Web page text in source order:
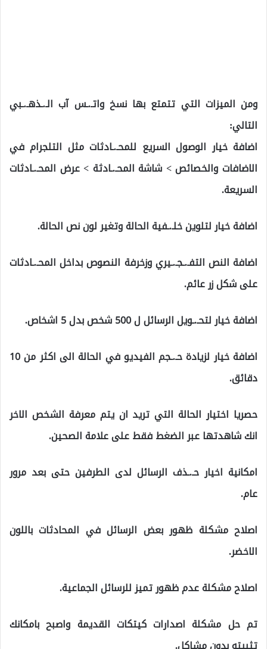
ومن الميزات التي تتمتع بها نسخ واتـ.ـس آب الـ.ـذهـ.ـبي
التالي:
اضافة خيار الوصول السريع للمحـ.ـادثات مثل التلجرام في
الاضافات والخصائص > شاشة المحـ.ـادثة > عرض المحـ.ـادثات
السريعة.
اضافة خيار لتلوين خلـ.ـفية الحالة وتغير لون نص الحالة.
اضافة النص التفـ.ـجـ.ـيري وزخرفة النصوص بداخل المحـ.ـادثات
على شكل زر عائم.
اضافة خيار لتحـ.ـويل الرسائل ل 500 شخص بدل 5 اشخاص.
اضافة خيار لزيادة حـ.ـجم الفيديو في الحالة الى اكثر من 10
دقائق.
حصريا اختيار الحالة التي تريد ان يتم معرفة الشخص الاخر
انك شاهدتها عبر الضغط فقط على علامة الصحين.
امكانية اخيار حـ.ـذف الرسائل لدى الطرفين حتى بعد مرور
عام.
اصلاح مشكلة ظهور بعض الرسائل في المحادثات باللون
الاخضر.
اصلاح مشكلة عدم ظهور تميز للرسائل الجماعية.
تم حل مشكلة اصدارات كيتكات القديمة واصبح بامكانك